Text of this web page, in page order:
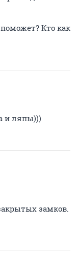
Кто как
и ляпы)))
замков.